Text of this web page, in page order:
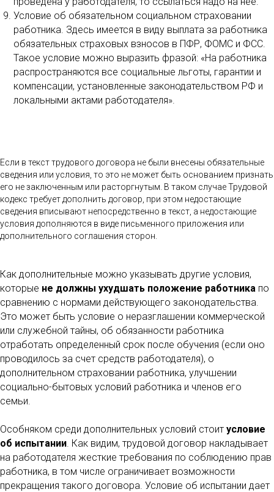
Условие об обязательном социальном страховании
работника. Здесь имеется в виду выплата за работника
обязательных страховых взносов в ПФР, ФОМС и ФСС.
Такое условие можно выразить фразой: «На работника
распространяются все социальные льготы, гарантии и
компенсации, установленные законодательством РФ и
локальными актами работодателя».
Если в текст трудового договора не были внесены обязательные
сведения или условия, то это не может быть основанием признать
его не заключенным или расторгнутым. В таком случае Трудовой
кодекс требует дополнить договор, при этом недостающие
сведения вписывают непосредственно в текст, а недостающие
условия дополняются в виде письменного приложения или
дополнительного соглашения сторон.
Как дополнительные можно указывать другие условия,
которые не должны ухудшать положение работника по
сравнению с нормами действующего законодательства.
Это может быть условие о неразглашении коммерческой
или служебной тайны, об обязанности работника
отработать определенный срок после обучения (если оно
проводилось за счет средств работодателя), о
дополнительном страховании работника, улучшении
социально-бытовых условий работника и членов его
семьи.
Особняком среди дополнительных условий стоит условие
об испытании. Как видим, трудовой договор накладывает
на работодателя жесткие требования по соблюдению прав
работника, в том числе ограничивает возможности
прекращения такого договора. Условие об испытании дает